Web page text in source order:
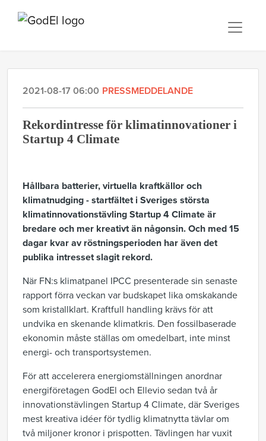
2021-08-17 06:00 PRESSMEDDELANDE
Rekordintresse för klimatinnovationer i
Startup 4 Climate
Hållbara batterier, virtuella kraftkällor och
klimatnudging - startfältet i Sveriges största
klimatinnovationstävling Startup 4 Climate är
bredare och mer kreativt än någonsin. Och med 15
dagar kvar av röstningsperioden har även det
publika intresset slagit rekord.
När FN:s klimatpanel IPCC presenterade sin senaste
rapport förra veckan var budskapet lika omskakande
som kristallklart. Kraftfull handling krävs för att
undvika en skenande klimatkris. Den fossilbaserade
ekonomin måste ställas om omedelbart, inte minst
energi- och transportsystemen.
För att accelerera energiomställningen anordnar
energiföretagen GodEl och Ellevio sedan två år
innovationstävlingen Startup 4 Climate, där Sveriges
mest kreativa idéer för tydlig klimatnytta tävlar om
två miljoner kronor i prispotten. Tävlingen har vuxit